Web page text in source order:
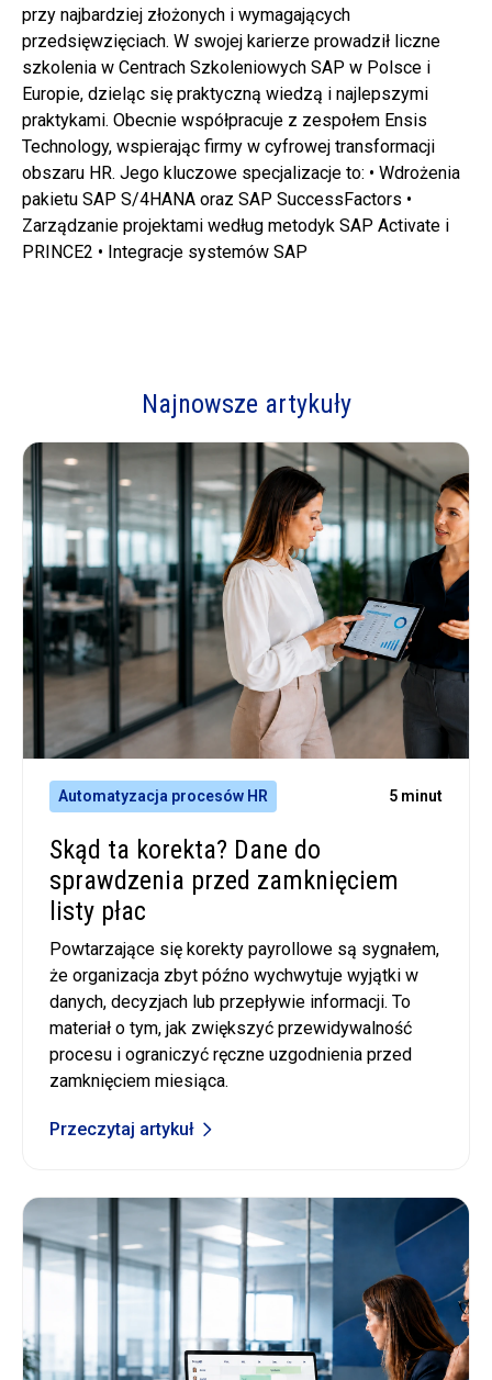
przy najbardziej złożonych i wymagających
przedsięwzięciach. W swojej karierze prowadził liczne
szkolenia w Centrach Szkoleniowych SAP w Polsce i
Europie, dzieląc się praktyczną wiedzą i najlepszymi
praktykami. Obecnie współpracuje z zespołem Ensis
Technology, wspierając firmy w cyfrowej transformacji
obszaru HR. Jego kluczowe specjalizacje to: • Wdrożenia
pakietu SAP S/4HANA oraz SAP SuccessFactors •
Zarządzanie projektami według metodyk SAP Activate i
PRINCE2 • Integracje systemów SAP
Najnowsze artykuły
Automatyzacja procesów HR 5 minut
Skąd ta korekta? Dane do
sprawdzenia przed zamknięciem
listy płac
Powtarzające się korekty payrollowe są sygnałem,
że organizacja zbyt późno wychwytuje wyjątki w
danych, decyzjach lub przepływie informacji. To
materiał o tym, jak zwiększyć przewidywalność
procesu i ograniczyć ręczne uzgodnienia przed
zamknięciem miesiąca.
Przeczytaj artykuł